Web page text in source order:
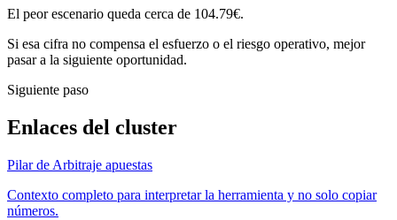
El peor escenario queda cerca de 104.79€.
Si esa cifra no compensa el esfuerzo o el riesgo operativo, mejor
pasar a la siguiente oportunidad.
Siguiente paso
Enlaces del cluster
Pilar de Arbitraje apuestas
Contexto completo para interpretar la herramienta y no solo copiar
números.